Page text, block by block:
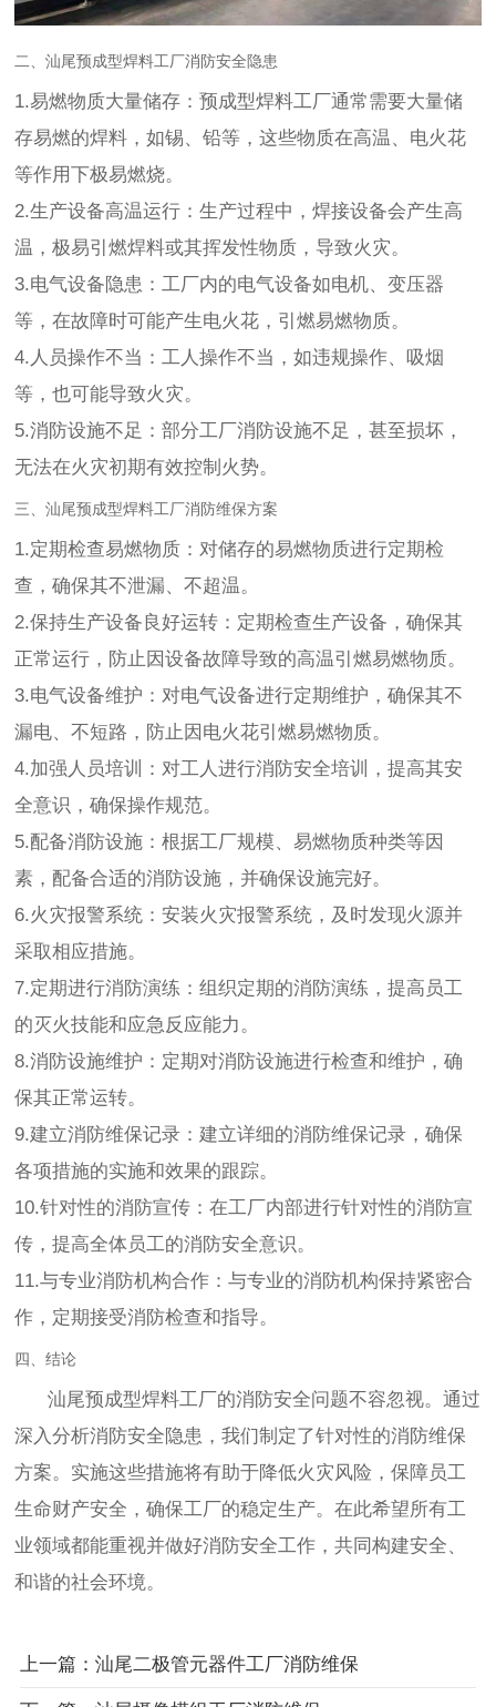
二、汕尾预成型焊料工厂消防安全隐患
1.易燃物质大量储存：预成型焊料工厂通常需要大量储
存易燃的焊料，如锡、铅等，这些物质在高温、电火花
等作用下极易燃烧。
2.生产设备高温运行：生产过程中，焊接设备会产生高
温，极易引燃焊料或其挥发性物质，导致火灾。
3.电气设备隐患：工厂内的电气设备如电机、变压器
等，在故障时可能产生电火花，引燃易燃物质。
4.人员操作不当：工人操作不当，如违规操作、吸烟
等，也可能导致火灾。
5.消防设施不足：部分工厂消防设施不足，甚至损坏，
无法在火灾初期有效控制火势。
三、汕尾预成型焊料工厂消防维保方案
1.定期检查易燃物质：对储存的易燃物质进行定期检
查，确保其不泄漏、不超温。
2.保持生产设备良好运转：定期检查生产设备，确保其
正常运行，防止因设备故障导致的高温引燃易燃物质。
3.电气设备维护：对电气设备进行定期维护，确保其不
漏电、不短路，防止因电火花引燃易燃物质。
4.加强人员培训：对工人进行消防安全培训，提高其安
全意识，确保操作规范。
5.配备消防设施：根据工厂规模、易燃物质种类等因
素，配备合适的消防设施，并确保设施完好。
6.火灾报警系统：安装火灾报警系统，及时发现火源并
采取相应措施。
7.定期进行消防演练：组织定期的消防演练，提高员工
的灭火技能和应急反应能力。
8.消防设施维护：定期对消防设施进行检查和维护，确
保其正常运转。
9.建立消防维保记录：建立详细的消防维保记录，确保
各项措施的实施和效果的跟踪。
10.针对性的消防宣传：在工厂内部进行针对性的消防宣
传，提高全体员工的消防安全意识。
11.与专业消防机构合作：与专业的消防机构保持紧密合
作，定期接受消防检查和指导。
四、结论
汕尾预成型焊料工厂的消防安全问题不容忽视。通过
深入分析消防安全隐患，我们制定了针对性的消防维保
方案。实施这些措施将有助于降低火灾风险，保障员工
生命财产安全，确保工厂的稳定生产。在此希望所有工
业领域都能重视并做好消防安全工作，共同构建安全、
和谐的社会环境。
上一篇：汕尾二极管元器件工厂消防维保